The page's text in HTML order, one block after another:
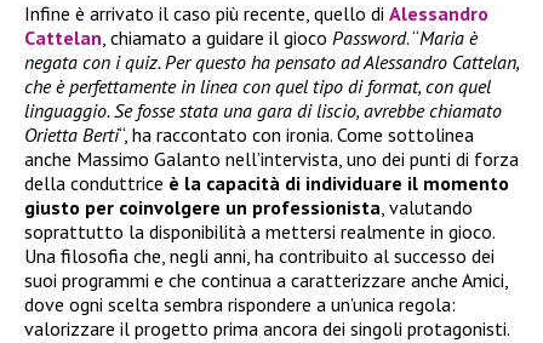
Infine è arrivato il caso più recente, quello di Alessandro
Cattelan, chiamato a guidare il gioco Password. “Maria è
negata con i quiz. Per questo ha pensato ad Alessandro Cattelan,
che è perfettamente in linea con quel tipo di format, con quel
linguaggio. Se fosse stata una gara di liscio, avrebbe chiamato
Orietta Berti“, ha raccontato con ironia. Come sottolinea
anche Massimo Galanto nell’intervista, uno dei punti di forza
della conduttrice è la capacità di individuare il momento
giusto per coinvolgere un professionista, valutando
soprattutto la disponibilità a mettersi realmente in gioco.
Una filosofia che, negli anni, ha contribuito al successo dei
suoi programmi e che continua a caratterizzare anche Amici,
dove ogni scelta sembra rispondere a un’unica regola:
valorizzare il progetto prima ancora dei singoli protagonisti.